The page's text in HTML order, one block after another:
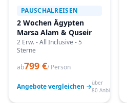
PAUSCHALREISEN
2 Wochen Ägypten
Marsa Alam & Quseir
2 Erw. - All Inclusive - 5
Sterne
ab799 €/ Person
Angebote vergleichen →über
80 Anbieter